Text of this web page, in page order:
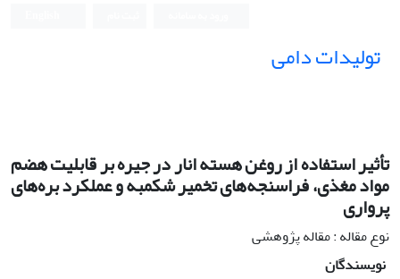
تولیدات دامی
تأثیر استفاده از روغن هسته انار در جیره بر قابلیت هضم
مواد مغذی، فراسنجه‌های تخمیر شکمبه و عملکرد بره‌های
پرواری
نوع مقاله : مقاله پژوهشی
نویسندگان